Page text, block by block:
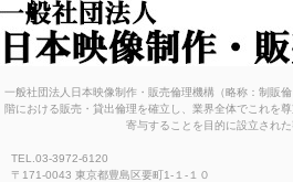
一般社団法人
作販売倫
一般社団法人日本映像制作・販売倫理機構（略称：制販
階における販売・貸出倫理を確立し、業界全体でこれを
寄与することを目的に設立された
TEL.03-3972-6120
〒171-0043 東京都豊島区要町1-１-１０